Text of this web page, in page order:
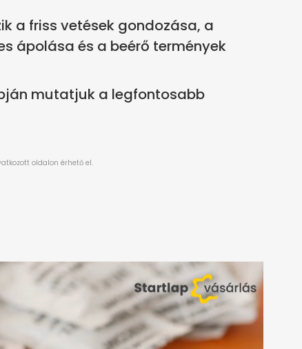
a friss vetések gondozása, a
ápolása és a beérő termények
mutatjuk a legfontosabb